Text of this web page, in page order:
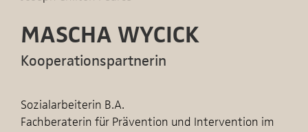
MASCHA WYCICK
Kooperationspartnerin
Sozialarbeiterin B.A.
Fachberaterin für Prävention und Intervention im